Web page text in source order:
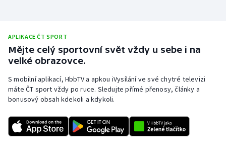
APLIKACE ČT SPORT
Mějte celý sportovní svět vždy u sebe i na
velké obrazovce.
S mobilní aplikací, HbbTV a apkou iVysílání ve své chytré televizi
máte ČT sport vždy po ruce. Sledujte přímé přenosy, články a
bonusový obsah kdekoli a kdykoli.